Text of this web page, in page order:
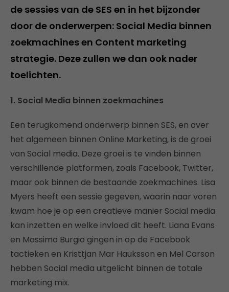
de sessies van de SES en in het bijzonder
door de onderwerpen: Social Media binnen
zoekmachines en Content marketing
strategie. Deze zullen we dan ook nader
toelichten.
1. Social Media binnen zoekmachines
Een terugkomend onderwerp binnen SES, en over
het algemeen binnen Online Marketing, is de groei
van Social media. Deze groei is te vinden binnen
verschillende platformen, zoals Facebook, Twitter,
maar ook binnen de bestaande zoekmachines. Lisa
Myers heeft een sessie gegeven, waarin naar voren
kwam hoe je op een creatieve manier Social media
kan inzetten en welke invloed dit heeft. Liana Evans
en Massimo Burgio gingen in op de Facebook
tactieken en Kristtjan Mar Hauksson en Mel Carson
hebben Social media uitgelicht binnen de totale
marketing mix.